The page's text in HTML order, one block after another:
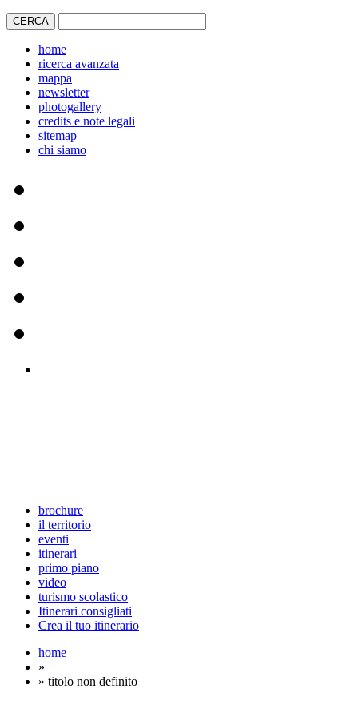
home
ricerca avanzata
mappa
newsletter
photogallery
credits e note legali
sitemap
chi siamo
brochure
il territorio
eventi
itinerari
primo piano
video
turismo scolastico
Itinerari consigliati
Crea il tuo itinerario
home
»
» titolo non definito